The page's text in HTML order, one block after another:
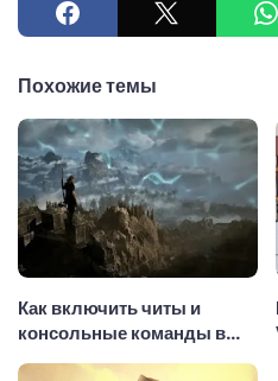
Похожие темы
Как включить читы и
консольные команды в
Gothic 1 Remake